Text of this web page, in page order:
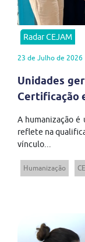
Radar CEJAM
23 de Julho de 2026
Unidades
Certificação
A humanização é
reflete na
vínculo...
Humanização